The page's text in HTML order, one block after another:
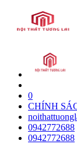
0
CHÍNH
0942772688
0942772688